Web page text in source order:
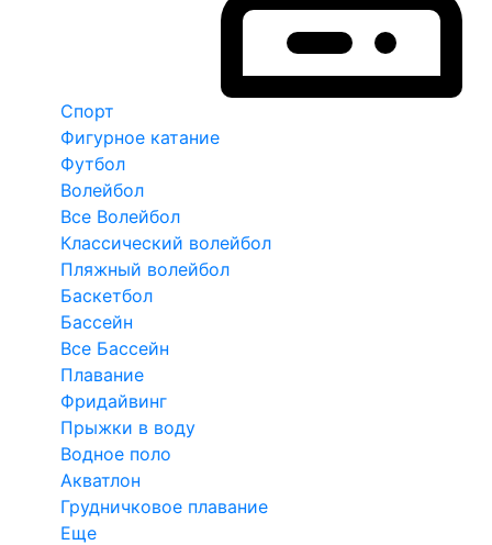
Спорт
Фигурное катание
Футбол
Волейбол
Все Волейбол
Классический волейбол
Пляжный волейбол
Баскетбол
Бассейн
Все Бассейн
Плавание
Фридайвинг
Прыжки в воду
Водное поло
Акватлон
Грудничковое плавание
Еще